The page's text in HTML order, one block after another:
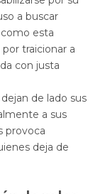
a buscar
esta
traicionar a
con justa
de lado sus
a sus
provoca
deja de